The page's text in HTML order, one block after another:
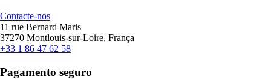
Contacte-nos
11 rue Bernard Maris
37270 Montlouis-sur-Loire, França
+33 1 86 47 62 58
Pagamento seguro